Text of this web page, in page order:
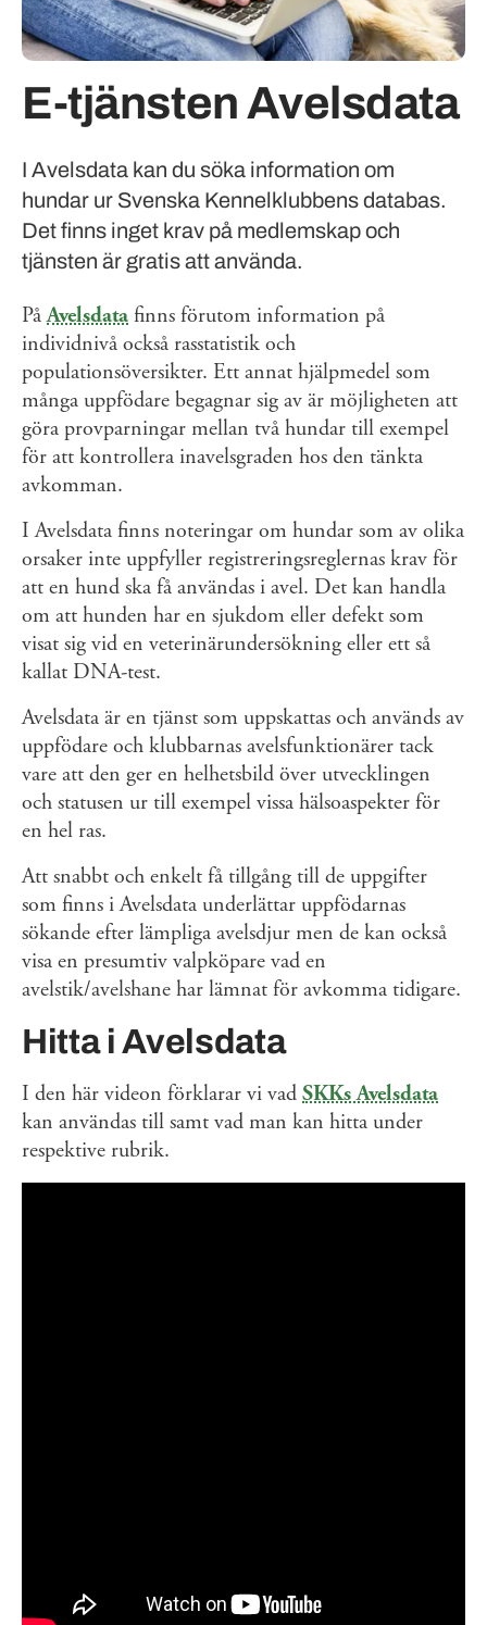
E-tjänsten Avelsdata
I Avelsdata kan du söka information om
hundar ur Svenska Kennelklubbens databas.
Det finns inget krav på medlemskap och
tjänsten är gratis att använda.
PåAvelsdata finns förutom information på
individnivå också rasstatistik och
populationsöversikter. Ett annat hjälpmedel som
många uppfödare begagnar sig av är möjligheten att
göra provparningar mellan två hundar till exempel
för att kontrollera inavelsgraden hos den tänkta
avkomman.
I Avelsdata finns noteringar om hundar som av olika
orsaker inte uppfyller registreringsreglernas krav för
att en hund ska få användas i avel. Det kan handla
om att hunden har en sjukdom eller defekt som
visat sig vid en veterinärundersökning eller ett så
kallat DNA-test.
Avelsdata är en tjänst som uppskattas och används av
uppfödare och klubbarnas avelsfunktionärer tack
vare att den ger en helhetsbild över utvecklingen
och statusen ur till exempel vissa hälsoaspekter för
en hel ras.
Att snabbt och enkelt få tillgång till de uppgifter
som finns i Avelsdata underlättar uppfödarnas
sökande efter lämpliga avelsdjur men de kan också
visa en presumtiv valpköpare vad en
avelstik/avelshane har lämnat för avkomma tidigare.
Hitta i Avelsdata
I den här videon förklarar vi vad SKKs Avelsdata
kan användas till samt vad man kan hitta under
respektive rubrik.